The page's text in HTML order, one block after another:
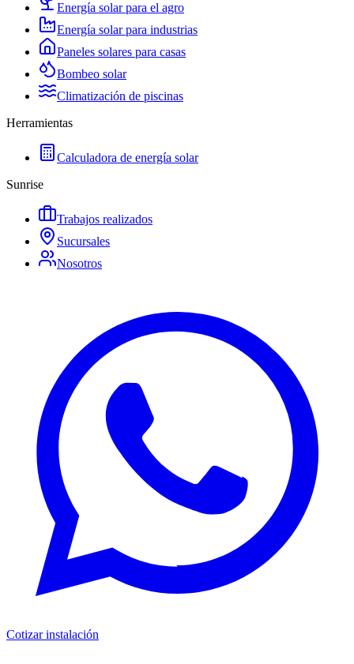
Energía solar para el agro
Energía solar para industrias
Paneles solares para casas
Bombeo solar
Climatización de piscinas
Herramientas
Calculadora de energía solar
Sunrise
Trabajos realizados
Sucursales
Nosotros
Cotizar instalación